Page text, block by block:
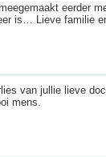
eerder
is… Lieve familie
van jullie lieve
mens.